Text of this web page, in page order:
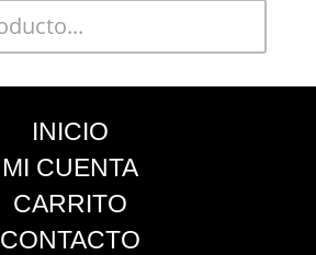
INICIO
MI CUENTA
CARRITO
CONTACTO